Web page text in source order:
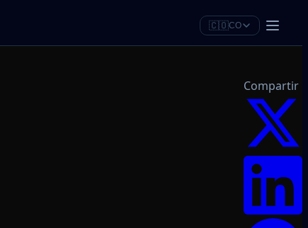
🇨🇴CO
Compartir